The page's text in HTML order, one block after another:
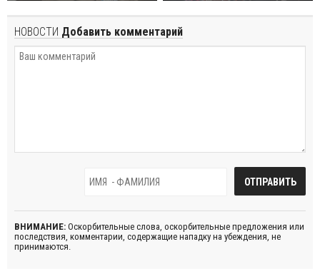
НОВОСТИ Добавить комментарий
ВНИМАНИЕ: Оскорбительные слова, оскорбительные предложения или
последствия, комментарии, содержащие нападку на убеждения, не
принимаются.